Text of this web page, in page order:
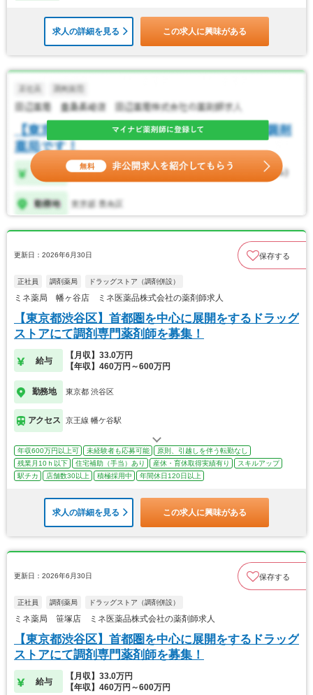
求人の詳細を見る この求人に興味がある
更新日：2026年6月30日 保存する
正社員 調剤薬局 ドラッグストア（調剤併設）
ミネ薬局 幡ヶ谷店 ミネ医薬品株式会社の薬剤師求人
【東京都渋谷区】首都圏を中心に展開をするドラッグ
ストアにて調剤専門薬剤師を募集！
給与
【月収】33.0万円
【年収】460万円～600万円
勤務地 東京都 渋谷区
アクセス 京王線 幡ケ谷駅
年収600万円以上可 未経験者も応募可能
原則、引越しを伴う転勤なし
残業月10ｈ以下
住宅補助（手当）あり 産休・育休取得実績有り
スキルアップ
駅チカ
店舗数30以上 積極採用中 年間休日120日以上
求人の詳細を見る この求人に興味がある
更新日：2026年6月30日 保存する
正社員 調剤薬局 ドラッグストア（調剤併設）
ミネ薬局 笹塚店 ミネ医薬品株式会社の薬剤師求人
【東京都渋谷区】首都圏を中心に展開をするドラッグ
ストアにて調剤専門薬剤師を募集！
給与
【月収】33.0万円
【年収】460万円～600万円